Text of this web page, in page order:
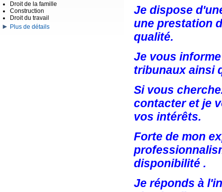
Droit de la famille
Construction
Droit du travail
Plus de détails
Je dispose
une prestation
qualité.
Je vous
tribunaux ainsi
Si vous
contacter et je
vos intérêts.
Forte de mon
disponibilité .
Je réponds à